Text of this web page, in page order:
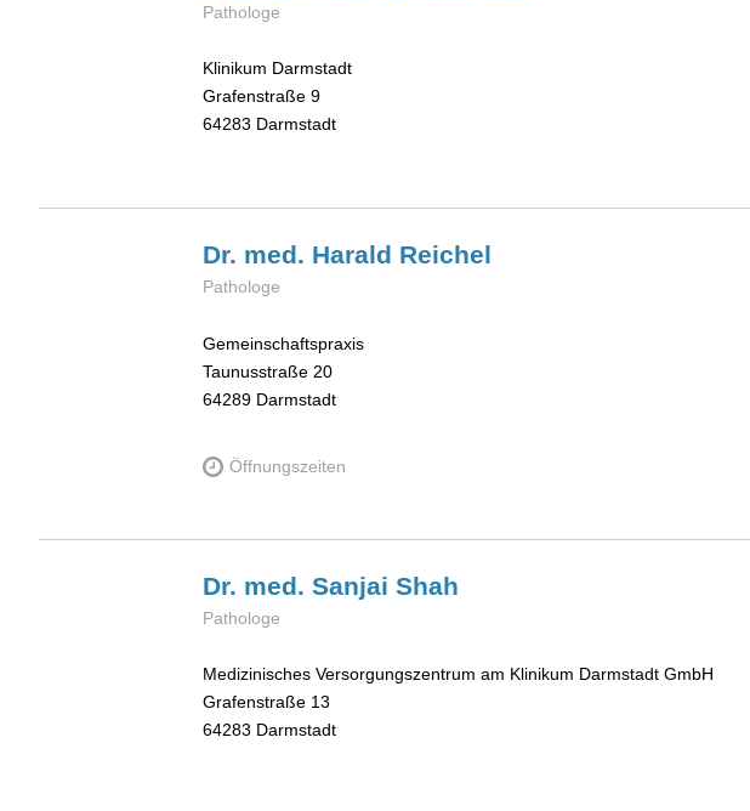
Pathologe
Klinikum Darmstadt
Grafenstraße 9
64283 Darmstadt
Dr. med. Harald Reichel
Pathologe
Gemeinschaftspraxis
Taunusstraße 20
64289 Darmstadt
Öffnungszeiten
Dr. med. Sanjai Shah
Pathologe
Medizinisches Versorgungszentrum am Klinikum Darmstadt GmbH
Grafenstraße 13
64283 Darmstadt